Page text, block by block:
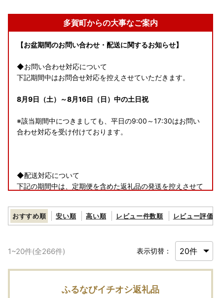
多賀町からの大事なご案内
【お盆期間のお問い合わせ・配送に関するお知らせ】
◆お問い合わせ対応について
下記期間中はお問合せ対応を控えさせていただきます。
8月9日（土）～8月16日（日）中の土日祝
※該当期間中につきましても、平日の9:00～17:30はお問い
合わせ対応を受け付けております。
◆配送対応について
下記の期間中は、定期便を含めた返礼品の発送を控えさせて
8月9日（土）～8月16日（日）
※一部の事業者に関しては、該当期間中も発送を行っており
ます。
何卒ご容赦くださいますよう、お願い申し上げます。
なお、寄附については期間中も受け付けております。
おすすめ順 安い順 高い順 レビュー件数順 レビュー評価順
1~20件(全266件) 表示切替：
ふるなびイチオシ返礼品